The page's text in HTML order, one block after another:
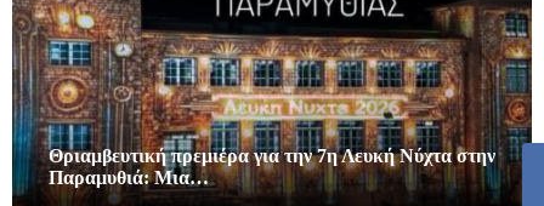
Θριαμβευτική πρεμιέρα για την 7η Λευκή Νύχτα στην
Παραμυθιά: Μια…